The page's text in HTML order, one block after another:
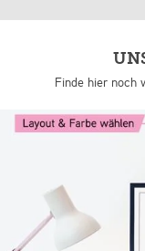
Finde hier noch